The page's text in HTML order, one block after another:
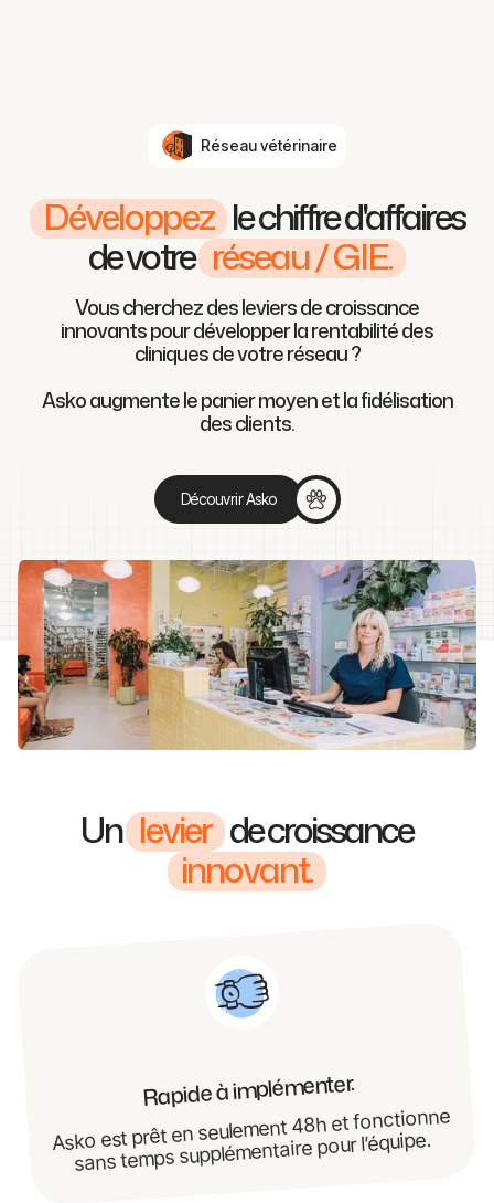
Réseau vétérinaire
Développez le chiffre d'affaires
de votre réseau / GIE.
Vous cherchez des leviers de croissance
innovants pour développer la rentabilité des
cliniques de votre réseau ?
Asko augmente le panier moyen et la fidélisation
des clients.
Découvrir Asko
Un levier de croissance
innovant.
Rapide à implémenter.
Asko est prêt en seulement 48h et fonctionne
sans temps supplémentaire pour l’équipe.